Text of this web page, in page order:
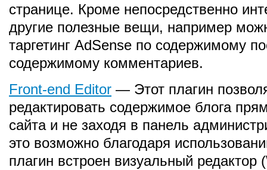
странице. Кроме непосредственно
другие полезные вещи, например
таргетинг AdSense по содержимому
содержимому комментариев.
Front-end Editor — Этот плагин
редактировать содержимое блога
сайта и не заходя в панель
это возможно благодаря
плагин встроен визуальный редактор